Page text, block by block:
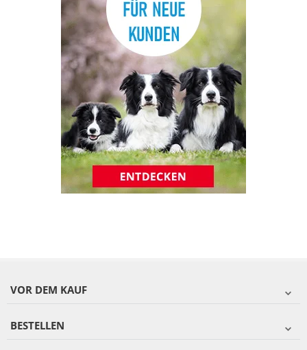
VOR DEM KAUF
BESTELLEN